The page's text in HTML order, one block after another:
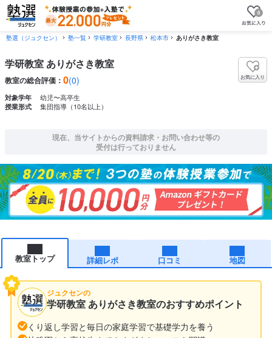
0
塾選（ジュクセン） 塾一覧 学研教室 長野県 松本市 ありがさき教室
学研教室 ありがさき教室
教室の総合評価： 0(0) お気に入り
対象学年 幼児〜高卒生
授業形式 集団指導（10名以上）
現在、当サイトからの資料請求・お問い合わせ等の
受付は行っておりません
教室トップ 詳細レポ 口コミ 地図
ジュクセンの
学研教室 ありがさき教室のおすすめポイント
くり返し学習と毎日の家庭学習で基礎学力を養う